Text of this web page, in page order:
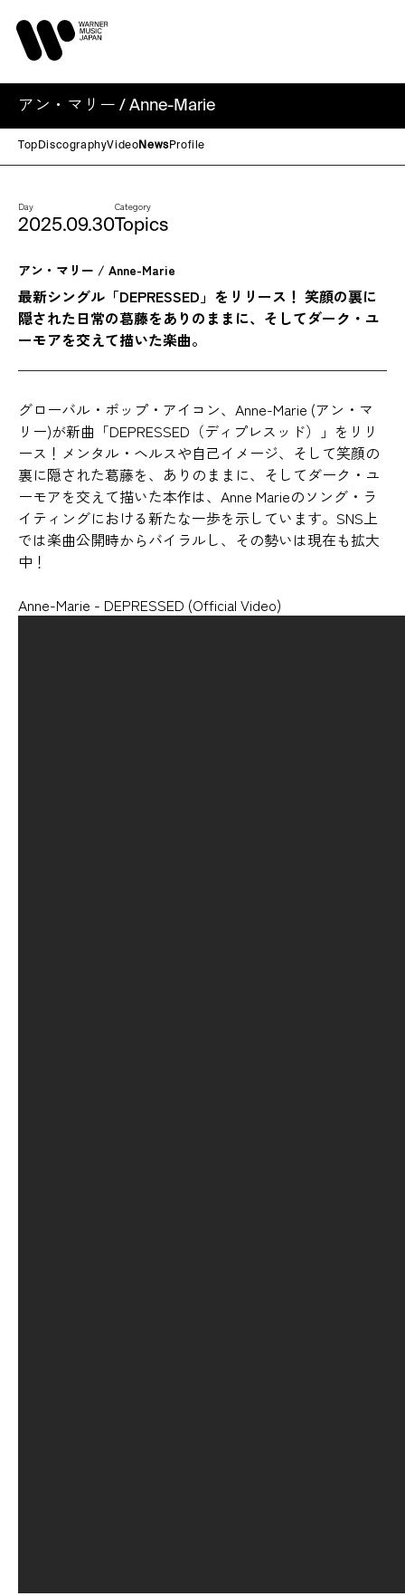
アン・マリー / Anne-Marie
Top DiscographyVideo NewsProfile
Day
2025.09.30
Category
Topics
アン・マリー / Anne-Marie
最新シングル「DEPRESSED」をリリース！ 笑顔の裏に
隠された日常の葛藤をありのままに、そしてダーク・ユ
ーモアを交えて描いた楽曲。
グローバル・ポップ・アイコン、Anne-Marie (アン・マ
リー)が新曲「DEPRESSED（ディプレスッド）」をリリ
ース！メンタル・ヘルスや自己イメージ、そして笑顔の
裏に隠された葛藤を、ありのままに、そしてダーク・ユ
ーモアを交えて描いた本作は、Anne Marieのソング・ラ
イティングにおける新たな一歩を示しています。SNS上
では楽曲公開時からバイラルし、その勢いは現在も拡大
中！
Anne-Marie - DEPRESSED (Official Video)